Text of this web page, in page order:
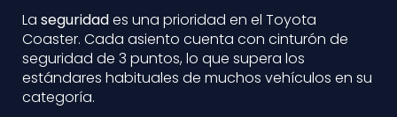
La seguridades una prioridad en el Toyota
Coaster. Cada asiento cuenta con cinturón de
seguridad de 3 puntos, lo que supera los
estándares habituales de muchos vehículos en su
categoría.